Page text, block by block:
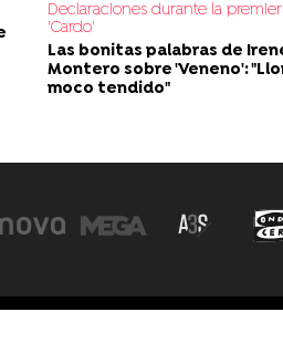
Declaraciones durante la
'Cardo'
Las bonitas palabras de
Montero sobre 'Veneno':
moco tendido"